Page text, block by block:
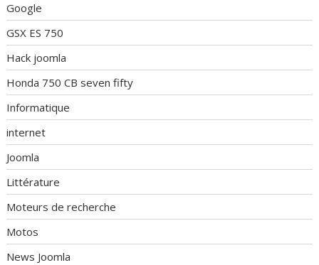
Google
GSX ES 750
Hack joomla
Honda 750 CB seven fifty
Informatique
internet
Joomla
Littérature
Moteurs de recherche
Motos
News Joomla